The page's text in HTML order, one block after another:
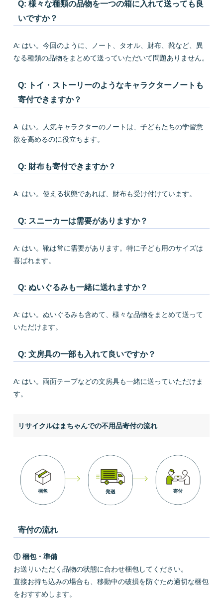
Q: 様々な種類の品物を一つの箱に入れて送っても良
いですか？
A: はい。今回のように、ノート、タオル、財布、靴など、異
なる種類の品物をまとめて送っていただいて問題ありません。
Q: トイ・ストーリーのようなキャラクターノートも
寄付できますか？
A: はい。人気キャラクターのノートは、子どもたちの学習意
欲を高めるのに役立ちます。
Q: 財布も寄付できますか？
A: はい。使える状態であれば、財布も受け付けています。
Q: スニーカーは需要がありますか？
A: はい。靴は常に需要があります。特に子ども用のサイズは
喜ばれます。
Q: ぬいぐるみも一緒に送れますか？
A: はい。ぬいぐるみも含めて、様々な品物をまとめて送って
いただけます。
Q: 文房具の一部も入れて良いですか？
A: はい。両面テープなどの文房具も一緒に送っていただけま
す。
リサイクルはまちゃんでの不用品寄付の流れ
寄付の流れ
① 梱包・準備
お送りいただく品物の状態に合わせ梱包してください。
直接お持ち込みの場合も、移動中の破損を防ぐため適切な梱包
をおすすめします。